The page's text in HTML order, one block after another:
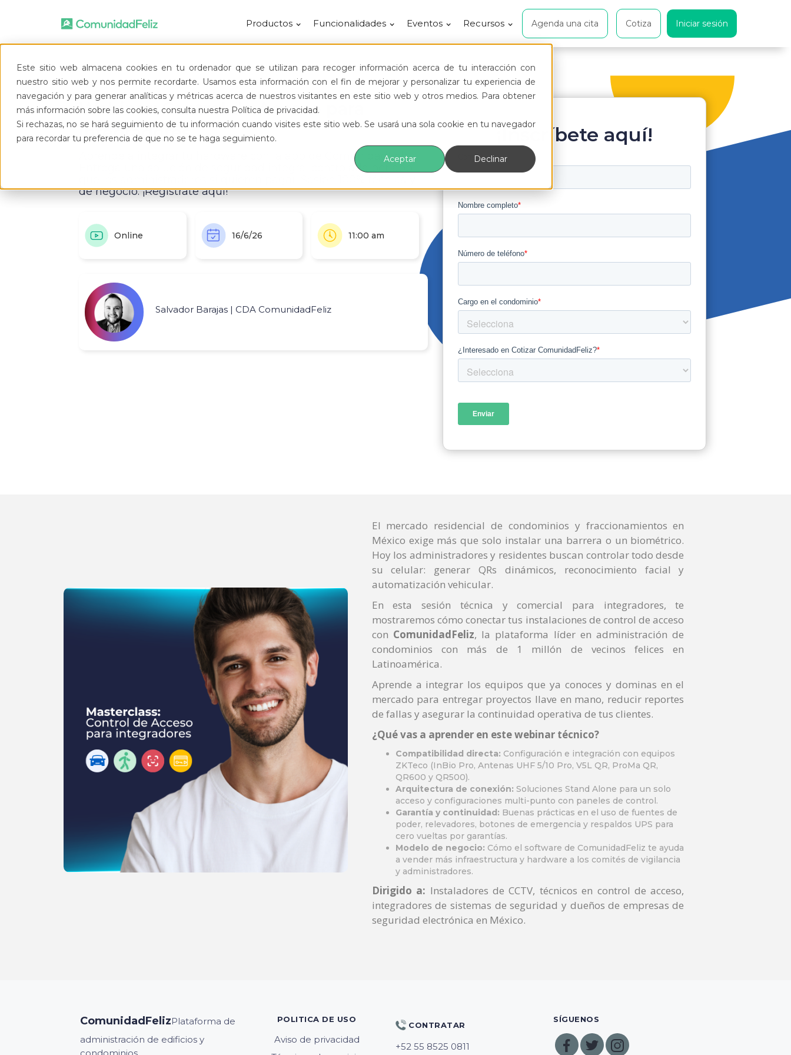
Este sitio web almacena cookies en tu ordenador que se utilizan para recoger información acerca de tu interacción con
nuestro sitio web y nos permite recordarte. Usamos esta información con el fin de mejorar y personalizar tu experiencia de
navegación y para generar analíticas y métricas acerca de nuestros visitantes en este sitio web y otros medios. Para obtener
más información sobre las cookies, consulta nuestra Política de privacidad.
Si rechazas, no se hará seguimiento de tu información cuando visites este sitio web. Se usará una sola cookie en tu navegador
para recordar tu preferencia de que no se te haga seguimiento.
Aceptar
Declinar
Productos Funcionalidades Eventos Recursos Agenda una cita Cotiza Iniciar sesión
Webinar: Control de Acceso para
integradores
Aprende a integrar tu hardware con la app de ComunidadFeliz.
Entrega una solución de seguridad integral controlada por app
de negocio. ¡Regístrate aquí!
Online 16/6/26 11:00 am
Salvador Barajas | CDA ComunidadFeliz
¡Inscríbete aquí!
El mercado residencial de condominios y fraccionamientos en
México exige más que solo instalar una barrera o un biométrico.
Hoy los administradores y residentes buscan controlar todo desde
su celular: generar QRs dinámicos, reconocimiento facial y
automatización vehicular.
En esta sesión técnica y comercial para integradores, te
mostraremos cómo conectar tus instalaciones de control de acceso
con ComunidadFeliz, la plataforma líder en administración de
condominios con más de 1 millón de vecinos felices en
Latinoamérica.
Aprende a integrar los equipos que ya conoces y dominas en el
mercado para entregar proyectos llave en mano, reducir reportes
de fallas y asegurar la continuidad operativa de tus clientes.
¿Qué vas a aprender en este webinar técnico?
Compatibilidad directa: Configuración e integración con equipos
ZKTeco (InBio Pro, Antenas UHF 5/10 Pro, V5L QR, ProMa QR,
QR600 y QR500).
Arquitectura de conexión: Soluciones Stand Alone para un solo
acceso y configuraciones multi-punto con paneles de control.
Garantía y continuidad: Buenas prácticas en el uso de fuentes de
poder, relevadores, botones de emergencia y respaldos UPS para
cero vueltas por garantías.
Modelo de negocio: Cómo el software de ComunidadFeliz te ayuda
a vender más infraestructura y hardware a los comités de vigilancia
y administradores.
Dirigido a: Instaladores de CCTV, técnicos en control de acceso,
integradores de sistemas de seguridad y dueños de empresas de
seguridad electrónica en México.
ComunidadFelizPlataforma de
administración de edificios y
POLITICA DE USO
Aviso de privacidad
CONTRATAR
SÍGUENOS